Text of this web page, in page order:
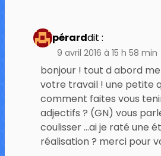
pérarddit :
9 avril 2016 à 15 h 58 min
bonjour ! tout d abord
votre travail ! une petite
comment faites vous
adjectifs ? (GN) vous
coulisser …ai je raté une
réalisation ? merci pour